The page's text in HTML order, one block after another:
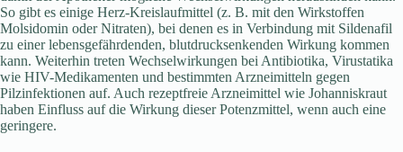
So gibt es einige Herz-Kreislaufmittel (z. B. mit den Wirkstoffen
Molsidomin oder Nitraten), bei denen es in Verbindung mit Sildenafil
zu einer lebensgefährdenden, blutdrucksenkenden Wirkung kommen
kann. Weiterhin treten Wechselwirkungen bei Antibiotika, Virustatika
wie HIV-Medikamenten und bestimmten Arzneimitteln gegen
Pilzinfektionen auf. Auch rezeptfreie Arzneimittel wie Johanniskraut
haben Einfluss auf die Wirkung dieser Potenzmittel, wenn auch eine
geringere.